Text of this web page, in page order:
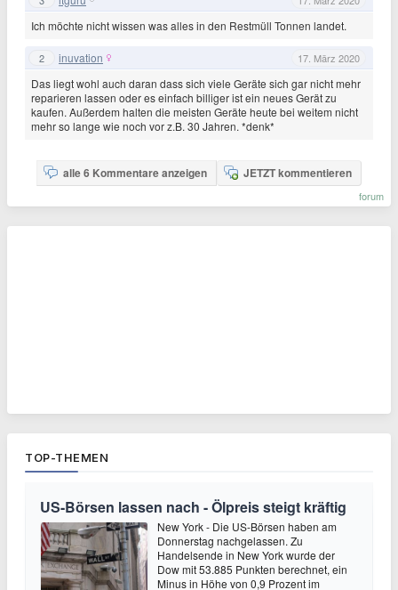
Ich möchte nicht wissen was alles in den Restmüll Tonnen landet.
2 inuvation 17. März 2020
Das liegt wohl auch daran dass sich viele Geräte sich gar nicht mehr
reparieren lassen oder es einfach billiger ist ein neues Gerät zu
kaufen. Außerdem halten die meisten Geräte heute bei weitem nicht
mehr so lange wie noch vor z.B. 30 Jahren. *denk*
alle 6 Kommentare anzeigen JETZT kommentieren
forum
TOP-THEMEN
US-Börsen lassen nach - Ölpreis steigt kräftig
New York - Die US-Börsen haben am
Donnerstag nachgelassen. Zu
Handelsende in New York wurde der
Dow mit 53.885 Punkten berechnet, ein
Minus in Höhe von 0,9 Prozent im